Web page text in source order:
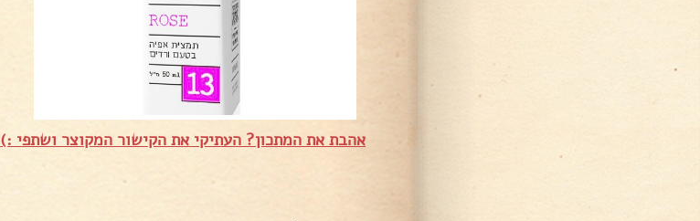
אהבת את המתכון? העתיקי את הקישור המקוצר ושתפי :)